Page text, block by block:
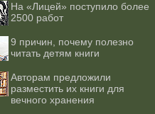
На «Лицей» поступило более
2500 работ
9 причин, почему полезно
читать детям книги
Авторам предложили
разместить их книги для
вечного хранения